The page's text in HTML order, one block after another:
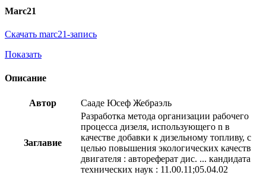
Marc21
Скачать marc21-запись
Показать
Описание
Автор Сааде Юсеф Жебраэль
Заглавие
Разработка метода организации рабочего
процесса дизеля, использующего n в
качестве добавки к дизельному топливу, с
целью повышения экологических качеств
двигателя : автореферат дис. ... кандидата
технических наук : 11.00.11;05.04.02